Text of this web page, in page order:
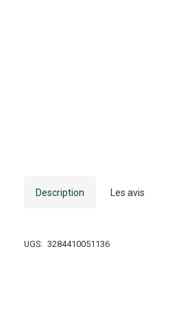
Description Les avis
UGS: 3284410051136